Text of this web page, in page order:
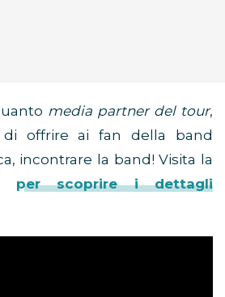
media partner del tour,
di offrire ai fan della band
incontrare la band! Visita la
per scoprire i dettagli